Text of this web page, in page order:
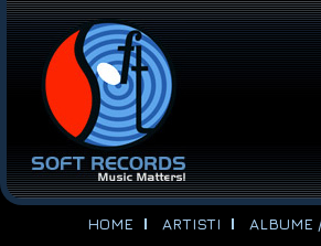
HOME ARTISTI ALBUME